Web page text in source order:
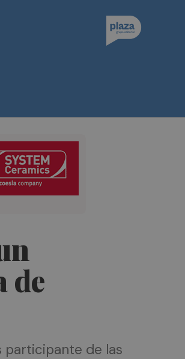
de
participante de las